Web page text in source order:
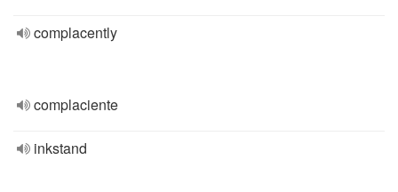
complacently
complaciente
inkstand